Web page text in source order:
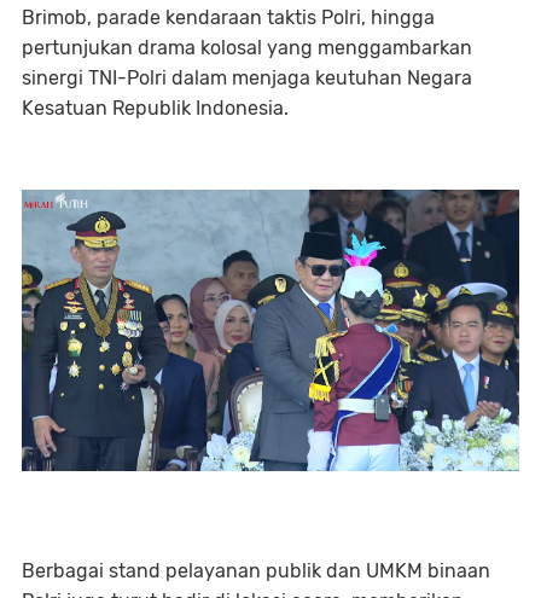
Brimob, parade kendaraan taktis Polri, hingga
pertunjukan drama kolosal yang menggambarkan
sinergi TNI-Polri dalam menjaga keutuhan Negara
Kesatuan Republik Indonesia.
Berbagai stand pelayanan publik dan UMKM binaan